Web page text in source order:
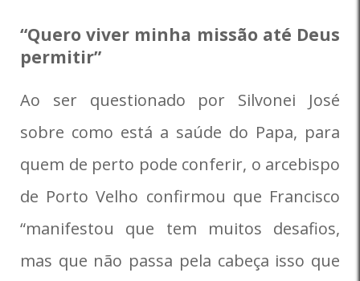
“Quero viver minha missão até Deus
permitir”
Ao ser questionado por Silvonei José
sobre como está a saúde do Papa, para
quem de perto pode conferir, o arcebispo
de Porto Velho confirmou que Francisco
“manifestou que tem muitos desafios,
mas que não passa pela cabeça isso que